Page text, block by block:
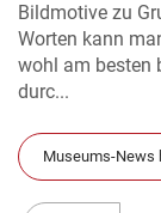
Bildmotive zu
Worten kann
wohl am besten
durc...
Museums-News